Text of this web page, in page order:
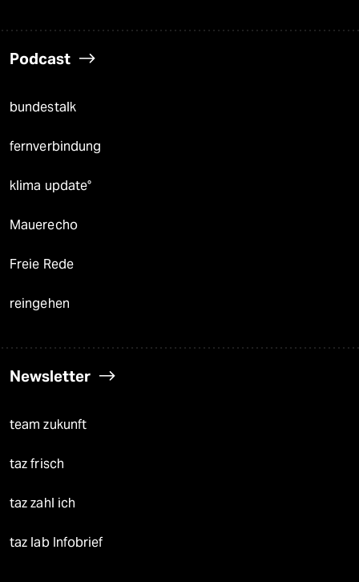
Podcast
bundestalk
fernverbindung
klima update°
Mauerecho
Freie Rede
reingehen
Newsletter
team zukunft
taz frisch
taz zahl ich
taz lab Infobrief